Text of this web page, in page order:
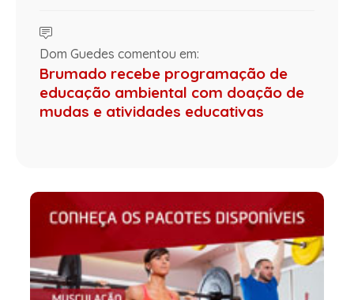
Dom Guedes comentou em:
Brumado recebe programação de
educação ambiental com doação de
mudas e atividades educativas